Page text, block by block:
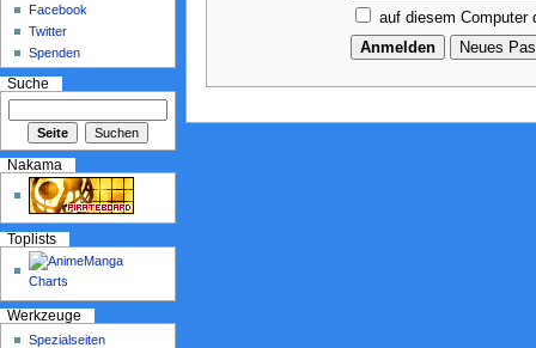
auf diesem Computer
Facebook
Twitter
Spenden
Suche
Nakama
Toplists
Werkzeuge
Spezialseiten